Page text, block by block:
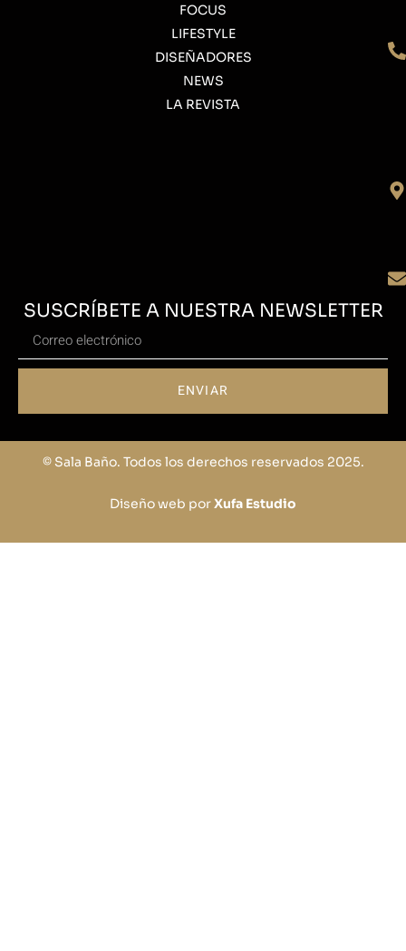
FOCUS
LIFESTYLE
DISEÑADORES
NEWS
LA REVISTA
SUSCRÍBETE A NUESTRA NEWSLETTER
ENVIAR
© Sala Baño. Todos los derechos reservados 2025.
Diseño web porXufa Estudio